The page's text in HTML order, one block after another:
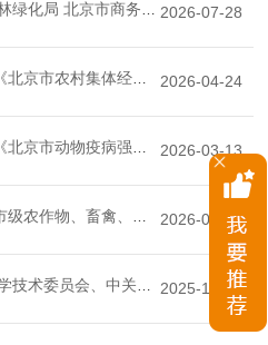
2026-07-28
· 北京市农业农村局 北京市园林绿化局 北京市商务局 北京市市场监督管理局 北京市知识产权局关于印发《“北京优农”品牌目录管理办法（试行）》的通知
2026-04-24
· 北京市农业农村局关于印发《北京市农村集体经济合同管理办法》的通知
2026-03-13
· 北京市农业农村局关于印发《北京市动物疫病强制免疫计划（2026—2030年）》的通知
2026-01-13
· 北京市农业农村局关于印发市级农作物、畜禽、水产和农业微生物种质资源库（圃、场）管理规范的通知
2025-12-29
· 北京市农业农村局 北京市科学技术委员会、中关村科技园区管理委员会 北京市教育委员会 北京市经济和信息化局 北京市财政局 北京市人力资源和社会保障局 北京市农林科学院印发《关于加快提升北京市农业科技创新体系整体效能的实施意见》的通知